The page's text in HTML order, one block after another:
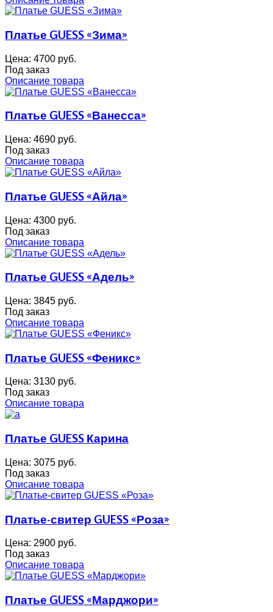
Платье GUESS «Зима»
Цена: 4700 руб.
Под заказ
Описание товара
Платье GUESS «Ванесса»
Цена: 4690 руб.
Под заказ
Описание товара
Платье GUESS «Айла»
Цена: 4300 руб.
Под заказ
Описание товара
Платье GUESS «Адель»
Цена: 3845 руб.
Под заказ
Описание товара
Платье GUESS «Феникс»
Цена: 3130 руб.
Под заказ
Описание товара
Платье GUESS Карина
Цена: 3075 руб.
Под заказ
Описание товара
Платье-свитер GUESS «Роза»
Цена: 2900 руб.
Под заказ
Описание товара
Платье GUESS «Марджори»